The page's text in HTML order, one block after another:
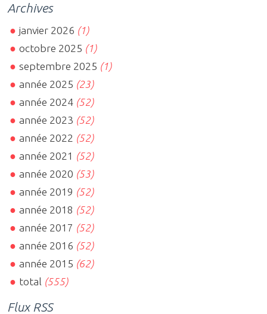
Archives
janvier 2026 (1)
octobre 2025 (1)
septembre 2025 (1)
année 2025 (23)
année 2024 (52)
année 2023 (52)
année 2022 (52)
année 2021 (52)
année 2020 (53)
année 2019 (52)
année 2018 (52)
année 2017 (52)
année 2016 (52)
année 2015 (62)
total (555)
Flux RSS